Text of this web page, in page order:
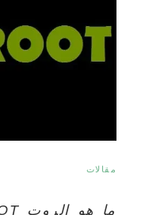
مقالات